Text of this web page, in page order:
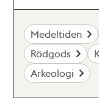
Medeltiden
Rödgods
Arkeologi